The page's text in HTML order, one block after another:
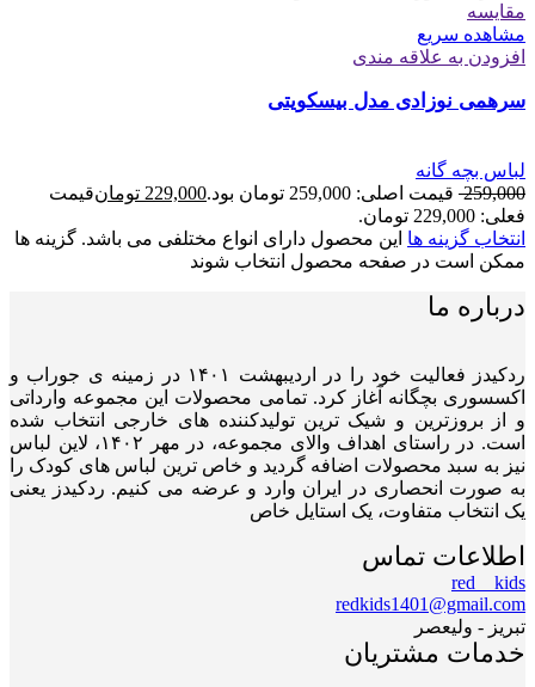
مقایسه
مشاهده سریع
افزودن به علاقه مندی
سرهمی نوزادی مدل بیسکویتی
لباس بچه گانه
259,000 قیمت اصلی: 259,000 تومان بود. 229,000 تومانقیمت
فعلی: 229,000 تومان.
انتخاب گزینه ها این محصول دارای انواع مختلفی می باشد. گزینه ها
ممکن است در صفحه محصول انتخاب شوند
درباره ما
ردکیدز فعالیت خود را در اردیبهشت ۱۴۰۱ در زمینه ی جوراب و
اکسسوری بچگانه آغاز کرد. تمامی محصولات این مجموعه وارداتی
و از بروزترین و شیک ترین تولیدکننده های خارجی انتخاب شده
است. در راستای اهداف والای مجموعه، در مهر ۱۴۰۲، لاین لباس
نیز به سبد محصولات اضافه گردید و خاص ترین لباس های کودک را
به صورت انحصاری در ایران وارد و عرضه می کنیم. ردکیدز یعنی
یک انتخاب متفاوت، یک استایل خاص
اطلاعات تماس
red__kids
redkids1401@gmail.com
تبریز - ولیعصر
خدمات مشتریان